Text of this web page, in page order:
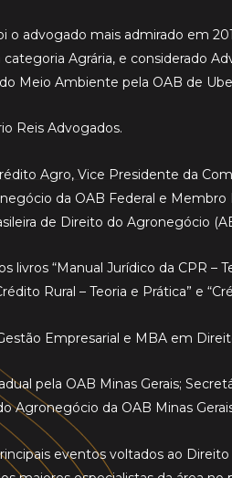
o advogado mais admirado em
Agrária, e considerado
Meio Ambiente pela OAB de
Reis Advogados.
Agro, Vice Presidente da
da OAB Federal e
de Direito do Agronegócio
livros “Manual Jurídico da CPR –
Rural – Teoria e Prática” e
Empresarial e MBA em
pela OAB Minas Gerais;
Agronegócio da OAB Minas
eventos voltados ao